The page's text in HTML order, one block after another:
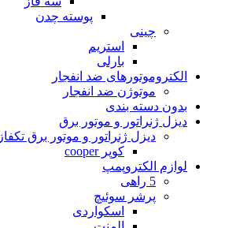
پوسته چدن
چینی
استریم
بارلی
الکتروموتورهای ضد انفجار
موتوژن ضد انفجار
بدون دسته بندی
دیزل ژنراتور و موتور برق
دیزل ژنراتور و موتور برق تکفاز
کوپر cooper
لوازم الکتروپمپ
5 راهی
پرشر سوئیچ
اسکواردی